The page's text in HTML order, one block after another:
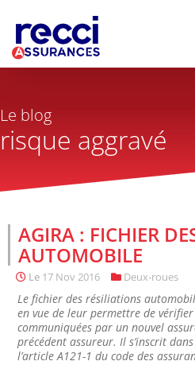
Le blog
risque aggravé
AGIRA : FICHIER
AUTOMOBILE
Le 17 Nov 2016 Deux-roues
Le fichier des résiliations
en vue de leur permettre de
communiquées par un nouvel
précédent assureur. Il s’inscrit
l’article A121-1 du code des